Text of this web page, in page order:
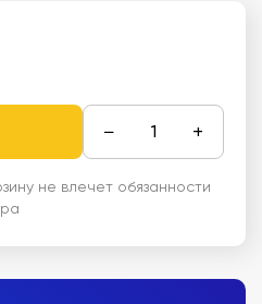
− +
не влечет обязанности